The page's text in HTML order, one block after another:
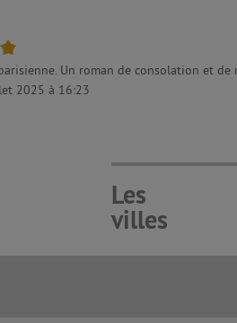
Un roman de consolation et
2025 à 16:23
Les
villes